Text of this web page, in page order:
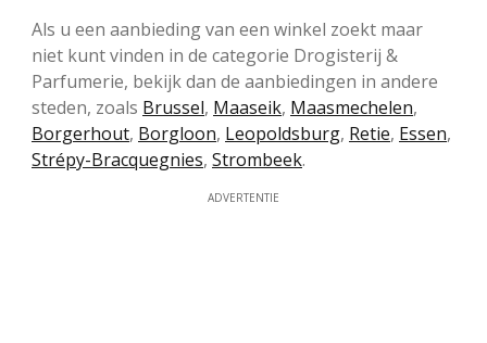
Als u een aanbieding van een winkel zoekt maar
niet kunt vinden in de categorie Drogisterij &
Parfumerie, bekijk dan de aanbiedingen in andere
steden, zoals Brussel, Maaseik, Maasmechelen,
Borgerhout, Borgloon, Leopoldsburg, Retie, Essen,
Strépy-Bracquegnies, Strombeek.
ADVERTENTIE